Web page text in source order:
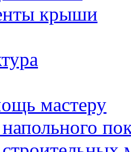
крыши
мастеру